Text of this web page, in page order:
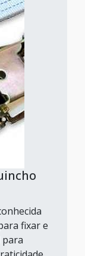
fixar e
para